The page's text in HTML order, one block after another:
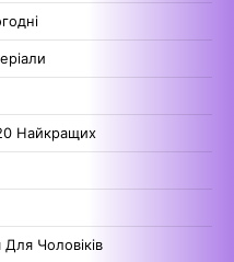
Найкращих
Чоловіків